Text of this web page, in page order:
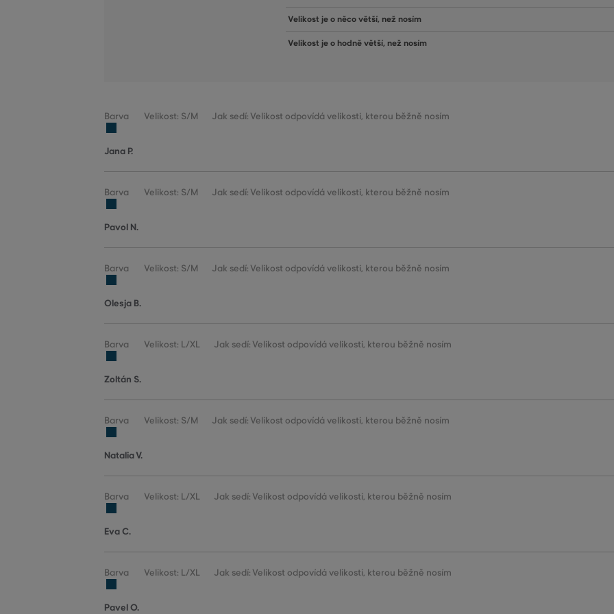
Velikost je o něco větší, než nosím
Velikost je o hodně větší, než nosím
Barva Velikost: S/M Jak sedí: Velikost odpovídá velikosti, kterou běžně nosím
Jana P.
Barva Velikost: S/M Jak sedí: Velikost odpovídá velikosti, kterou běžně nosím
Pavol N.
Barva Velikost: S/M Jak sedí: Velikost odpovídá velikosti, kterou běžně nosím
Olesja B.
Barva Velikost: L/XL Jak sedí: Velikost odpovídá velikosti, kterou běžně nosím
Zoltán S.
Barva Velikost: S/M Jak sedí: Velikost odpovídá velikosti, kterou běžně nosím
Natalia V.
Barva Velikost: L/XL Jak sedí: Velikost odpovídá velikosti, kterou běžně nosím
Eva C.
Barva Velikost: L/XL Jak sedí: Velikost odpovídá velikosti, kterou běžně nosím
Pavel O.